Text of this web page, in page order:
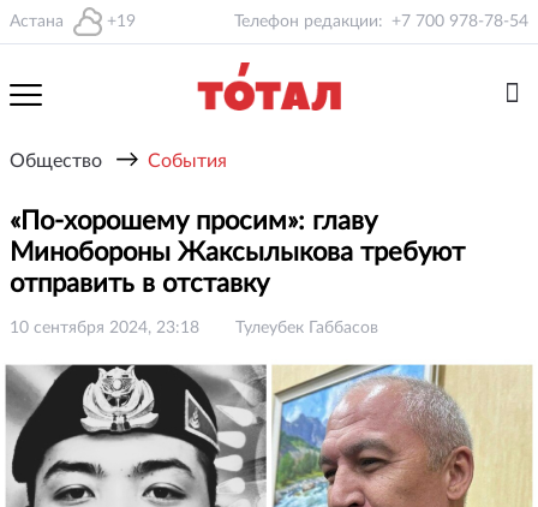
Астана +19 Телефон редакции: +7 700 978-78-54
Общество → События
«По-хорошему просим»: главу
Минобороны Жаксылыкова требуют
отправить в отставку
10 сентября 2024, 23:18 Тулеубек Габбасов